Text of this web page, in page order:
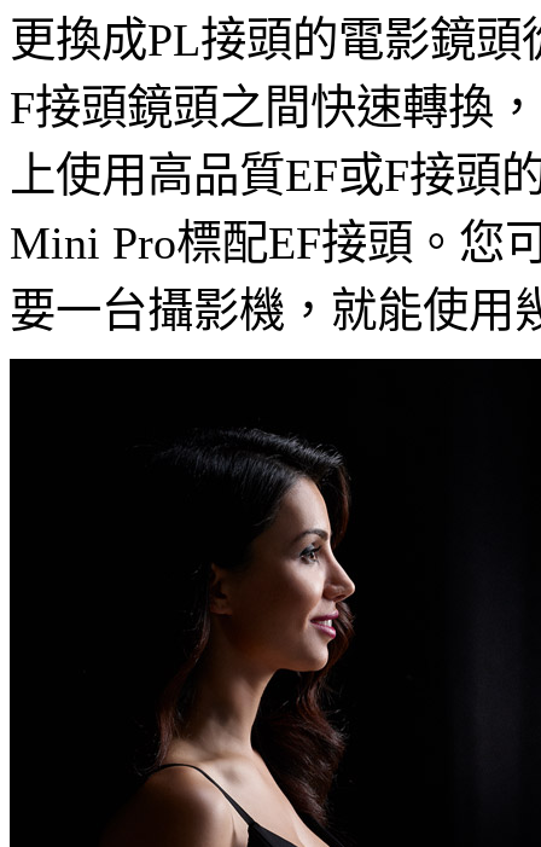
更換成PL接頭的電影鏡
F接頭鏡頭之間快速轉換
上使用高品質EF或F接頭
Mini Pro標配EF接頭。您
要一台攝影機，就能使用